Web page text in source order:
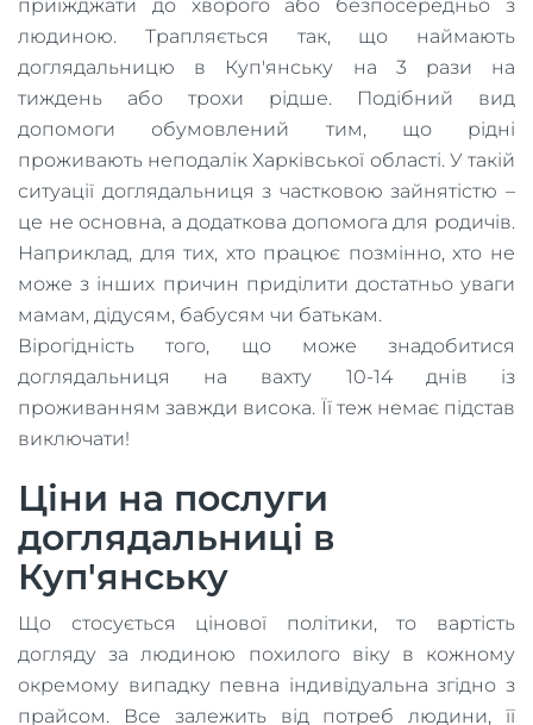
приїжджати до хворого або безпосередньо з
людиною. Трапляється так, що наймають
доглядальницю в Куп'янську на 3 рази на
тиждень або трохи рідше. Подібний вид
допомоги обумовлений тим, що рідні
проживають неподалік Харківської області. У такій
ситуації доглядальниця з частковою зайнятістю –
це не основна, а додаткова допомога для родичів.
Наприклад, для тих, хто працює позмінно, хто не
може з інших причин приділити достатньо уваги
мамам, дідусям, бабусям чи батькам.
Вірогідність того, що може знадобитися
доглядальниця на вахту 10-14 днів із
проживанням завжди висока. Її теж немає підстав
виключати!
Ціни на послуги
доглядальниці в
Куп'янську
Що стосується цінової політики, то вартість
догляду за людиною похилого віку в кожному
окремому випадку певна індивідуальна згідно з
прайсом. Все залежить від потреб людини, її